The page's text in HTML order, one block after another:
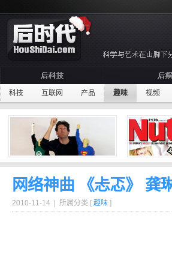
科技 互联网 产品 趣味 视频
网络神曲 《忐忑》 龚
2010-11-14 | 所属分类 [ 趣味 ]